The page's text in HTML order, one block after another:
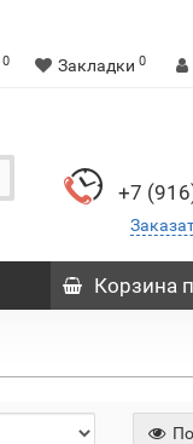
0 Закладки 0
+7
Корзина